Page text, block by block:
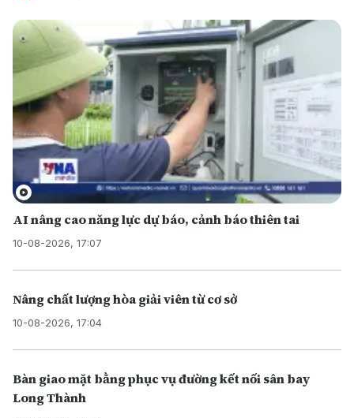
AI nâng cao năng lực dự báo, cảnh báo thiên tai
10-08-2026, 17:07
Nâng chất lượng hòa giải viên từ cơ sở
10-08-2026, 17:04
Bàn giao mặt bằng phục vụ đường kết nối sân bay
Long Thành